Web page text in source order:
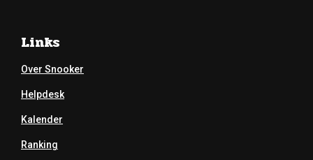
Links
Over Snooker
Helpdesk
Kalender
Ranking